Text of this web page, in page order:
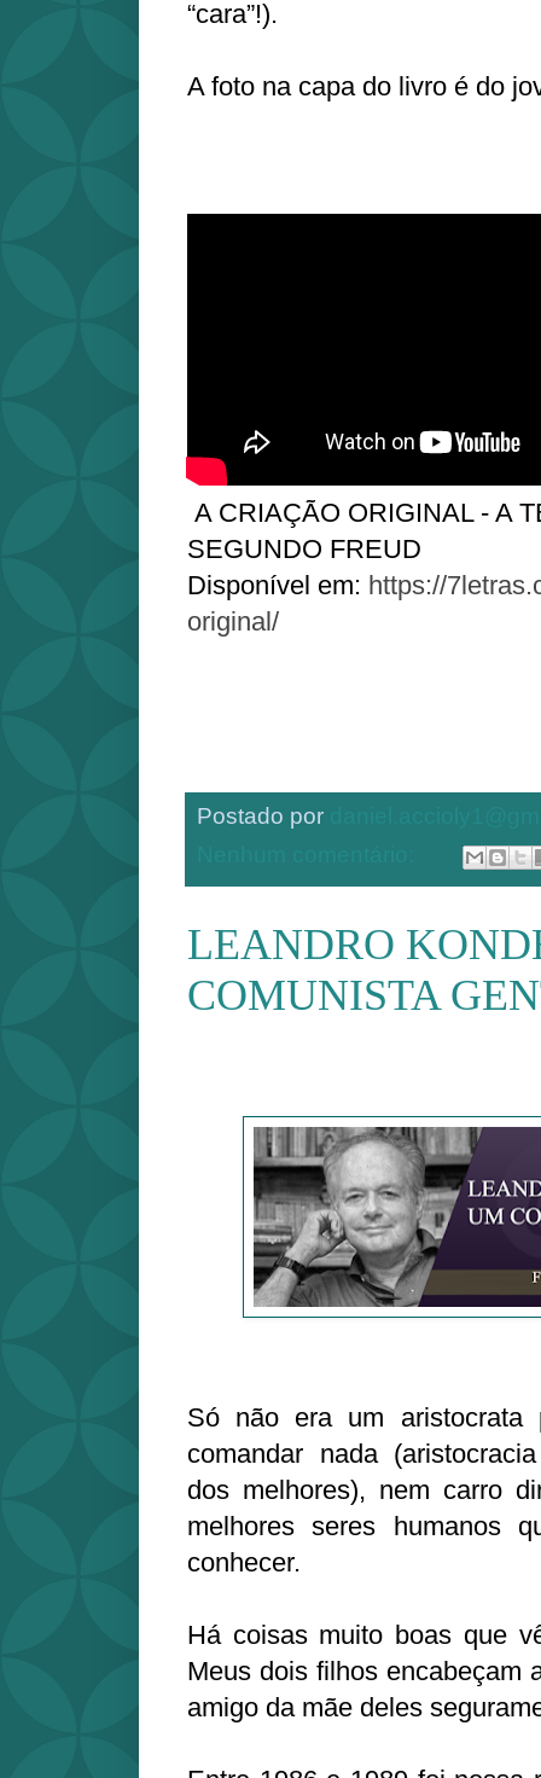
“cara”!).
A foto na capa do livro é do
A CRIAÇÃO ORIGINAL - A
SEGUNDO FREUD
Disponível em: https://
original/
Postado por
LEANDRO
COMUNISTA
Só não era um aristocrata
comandar nada
dos melhores), nem carro
melhores seres humanos
conhecer.
Há coisas muito boas que
Meus dois filhos encabeçam
amigo da mãe deles